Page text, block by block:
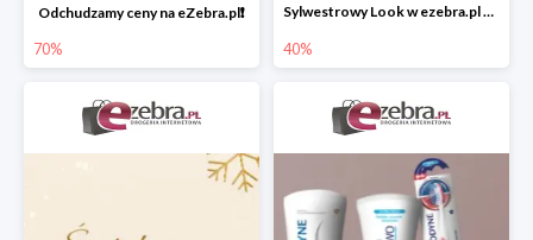
Odchudzamy ceny na eZebra.pl❗️
70%
Sylwestrowy Look w ezebra.pl do -40%
40%